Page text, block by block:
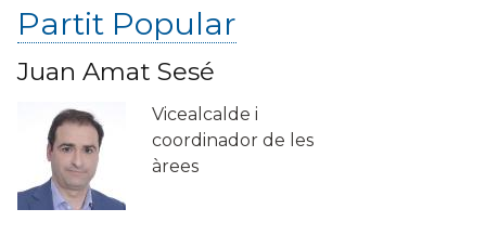
Partit Popular
Juan Amat Sesé
Vicealcalde i
coordinador de les
àrees